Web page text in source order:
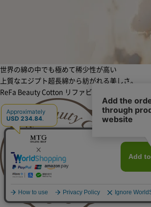
世界の綿の中でも極めて稀少性が高い
上質なエジプト超長綿から紡がれる美しさ。
ReFa Beauty Cotton リファビューティーコットン